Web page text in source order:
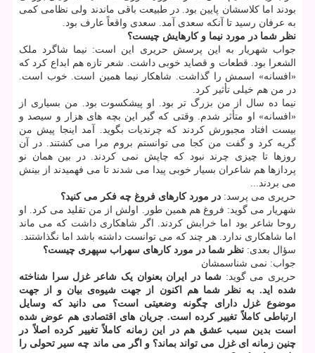
بودند اما کلاسشان پایین بود. در طبیعت باقی ماندند ولی نظامی کمی
به عرفان رسید تا آنکه سعدی آمد. سعدی واقعاً عارف بود.
نظر شما در مورد نیما و کارهایش چیست؟
جواب شهریار به این پرسش حریری این است: نیما شاگرد ملک
الشعرا بود. قطعات و قصاید خوبی داشت. شعر تازه هم ابداع کرد که
«افسانه» اسمش را گذاشت. شاهکار نیما همین است. خوب است.
در من هم خیلی تأثیر کرد.
نیما ده سال از من بزرگ تر بود. او پیشکسوت بود. من بسیاری از
«افسانه» او متأثر شدم. وقتی که گیر این بچه های هزار و سیصد و
بیست افتاد مجبورش کردند که چرندیات بگوید. آمد اینجا پیش من
گریه کرد و گفت من کجا می توانستم بروم مرا می کشتند. در آن
روزها تا چیزی چرند نبود که چاپش نمی کردند. در بین همان نو
پردازها هم شاعران بسیار خوبی پیدا می شدند تا می فهمیدند از بینش
می بردند...
حریری می پرسد: در مورد کارهای فروغ چه فکر می کنید؟
شهریار می گوید: فروغ هم همین طور. اولش از من تقلید می کرد. او
روحا شاعر بود اما خرابش کردند. اگر شاهکاری داشت که می ماند
اما شاهکاری ندارد. هر چند که می توانست داشته باشد اما نگذاشتند.
سؤال بعدی: نظر شما در مورد کارهای سهراب سپهری چیست؟
جواب: نمی شناسمشان
حریری می گوید:شما در ایران بعنوان یک شاعر غزل سرا شناخته
شده اید. به نظر شما هم اکنون از جهت شیوه‌ی بیان و از جهت
موضوع غزل دارای چگونه وضعیتی است؟ می دانید که وسایل
ارتباطی کاملاً تغییر کرده است. جریان های اقتصادی هم عوض شده
است بدین سبب عشق هم در این زمانه کاملاً تغییر کرده اصلاً در
چنین زمانه ای غزل می تواند بماند؟ و اگر می ماند چه سیر تحولی را